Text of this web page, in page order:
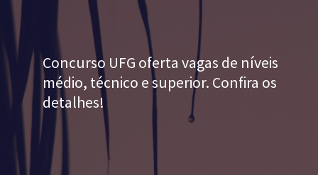
Concurso UFG oferta vagas de níveis
médio, técnico e superior. Confira os
detalhes!